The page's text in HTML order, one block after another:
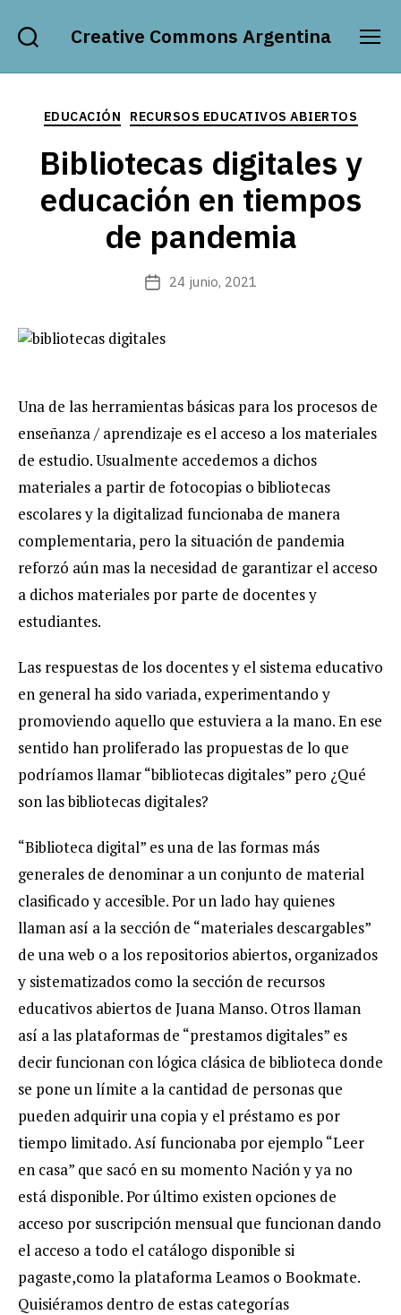
Creative Commons Argentina
Categorías
EDUCACIÓN RECURSOS EDUCATIVOS ABIERTOS
Bibliotecas digitales y
educación en tiempos
de pandemia
Fecha24 junio, 2021
Una de las herramientas básicas para los procesos de
enseñanza / aprendizaje es el acceso a los materiales
de estudio. Usualmente accedemos a dichos
materiales a partir de fotocopias o bibliotecas
escolares y la digitalizad funcionaba de manera
complementaria, pero la situación de pandemia
reforzó aún mas la necesidad de garantizar el acceso
a dichos materiales por parte de docentes y
estudiantes.
Las respuestas de los docentes y el sistema educativo
en general ha sido variada, experimentando y
promoviendo aquello que estuviera a la mano. En ese
sentido han proliferado las propuestas de lo que
podríamos llamar “bibliotecas digitales” pero ¿Qué
son las bibliotecas digitales?
“Biblioteca digital” es una de las formas más
generales de denominar a un conjunto de material
clasificado y accesible. Por un lado hay quienes
llaman así a la sección de “materiales descargables”
de una web o a los repositorios abiertos, organizados
y sistematizados como la sección de recursos
educativos abiertos de Juana Manso. Otros llaman
así a las plataformas de “prestamos digitales” es
decir funcionan con lógica clásica de biblioteca donde
se pone un límite a la cantidad de personas que
pueden adquirir una copia y el préstamo es por
tiempo limitado. Así funcionaba por ejemplo “Leer
en casa” que sacó en su momento Nación y ya no
está disponible. Por último existen opciones de
acceso por suscripción mensual que funcionan dando
el acceso a todo el catálogo disponible si
pagaste,como la plataforma Leamos o Bookmate.
Quisiéramos dentro de estas categorías